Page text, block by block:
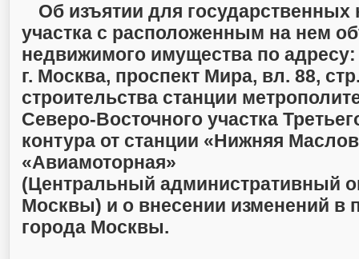
Об изъятии для государственных
участка с расположенным на нем
недвижимого имущества по адресу:
г. Москва, проспект Мира, вл. 88,
строительства станции
Северо-Восточного участка
контура от станции «Нижняя
«Авиамоторная»
(Центральный административный
Москвы) и о внесении изменений в
города Москвы.